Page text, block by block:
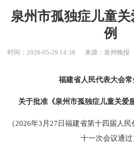
泉州市孤独症儿童
例
时间：2026-05-29 14:38 来源：泉州晚报
福建省人民代表大会
关于批准《泉州市孤独症儿童关爱
（2026年3月27日福建省第十四届人
十一次会议通过